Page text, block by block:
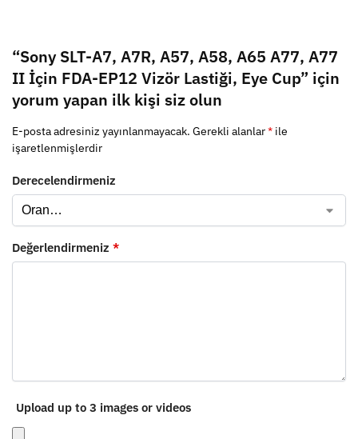
“Sony SLT-A7, A7R, A57, A58, A65 A77, A77
II İçin FDA-EP12 Vizör Lastiği, Eye Cup” için
yorum yapan ilk kişi siz olun
E-posta adresiniz yayınlanmayacak. Gerekli alanlar* ile
işaretlenmişlerdir
Derecelendirmeniz
Değerlendirmeniz *
Upload up to 3 images or videos